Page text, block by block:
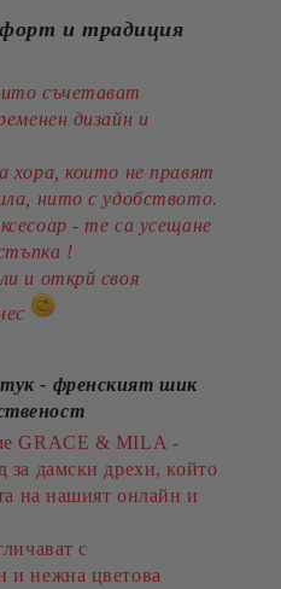
и традиция
съчетават
дизайн и
хора, които не правят
нито с удобството.
- те са усещане
!
и открй своя
- френският шик
GRACE & MILA -
за дамски дрехи, който
на нашият онлайн и
с
и нежна цветова